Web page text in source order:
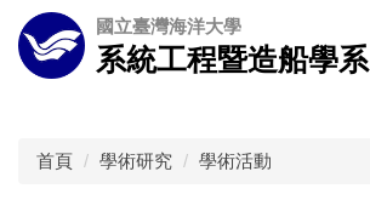
跳
到
主
國立臺灣海洋大學
系統工程暨造船學系
首頁 學術研究 學術活動